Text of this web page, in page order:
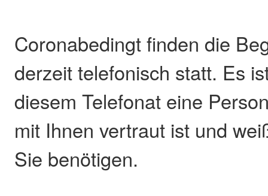
Coronabedingt finden die
derzeit telefonisch statt. Es
diesem Telefonat eine
mit Ihnen vertraut ist und
Sie benötigen.